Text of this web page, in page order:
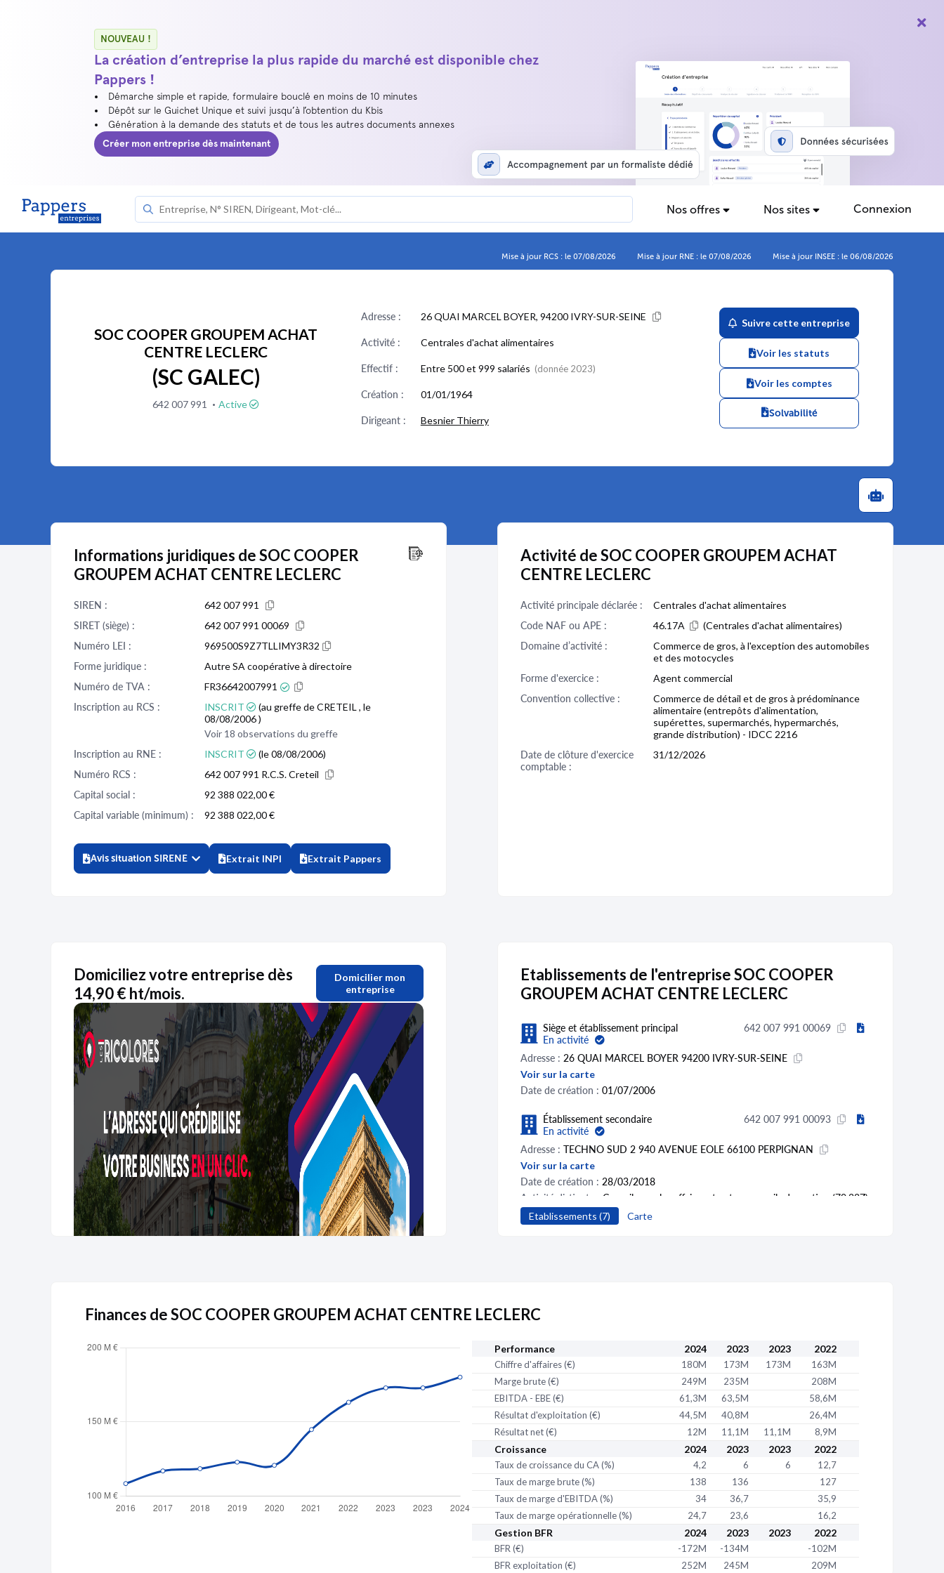
NOUVEAU !
La création d’entreprise la plus rapide du marché est disponible chez
Pappers !
Démarche simple et rapide, formulaire bouclé en moins de 10 minutes
Dépôt sur le Guichet Unique et suivi jusqu’à l’obtention du Kbis
Génération à la demande des statuts et de tous les autres documents annexes
Créer mon entreprise dès maintenant
Nos offres Nos sites Connexion
Mise à jour RCS : le 07/08/2026 Mise à jour RNE : le 07/08/2026 Mise à jour INSEE : le 06/08/2026
SOC COOPER GROUPEM ACHAT
CENTRE LECLERC
(SC GALEC)
642 007 991 · Active
Adresse : 26 QUAI MARCEL BOYER, 94200 IVRY-SUR-SEINE
Activité : Centrales d'achat alimentaires
Effectif : Entre 500 et 999 salariés (donnée 2023)
Création : 01/01/1964
Dirigeant : Besnier Thierry
Suivre cette entreprise
Voir les statuts
Voir les comptes
Solvabilité
Informations juridiques de SOC COOPER
GROUPEM ACHAT CENTRE LECLERC
SIREN :
642 007 991
SIRET (siège) :
642 007 991 00069
Numéro LEI :
969500S9Z7TLLIMY3R32
Forme juridique :
Autre SA coopérative à directoire
Numéro de TVA :
FR36642007991
Inscription au RCS :
INSCRIT
(au greffe de CRETEIL , le
08/08/2006 )
Voir 18 observations du greffe
Inscription au RNE :
INSCRIT
(le 08/08/2006)
Numéro RCS :
642 007 991 R.C.S. Creteil
Capital social :
92 388 022,00 €
Capital variable (minimum) :
92 388 022,00 €
Avis situation SIRENE Extrait INPI Extrait Pappers
Activité de SOC COOPER GROUPEM ACHAT
CENTRE LECLERC
Activité principale déclarée :
Centrales d'achat alimentaires
Code NAF ou APE :
46.17A
(Centrales d'achat alimentaires)
Domaine d’activité :
Commerce de gros, à l'exception des automobiles
et des motocycles
Forme d'exercice :
Agent commercial
Convention collective :
Commerce de détail et de gros à prédominance
alimentaire (entrepôts d'alimentation,
supérettes, supermarchés, hypermarchés,
grande distribution) - IDCC 2216
Date de clôture d'exercice
comptable :
31/12/2026
Domiciliez votre entreprise dès
14,90 € ht/mois.
Domicilier mon
entreprise
Etablissements de l'entreprise SOC COOPER
GROUPEM ACHAT CENTRE LECLERC
Siège et établissement principal
En activité
642 007 991 00069
Adresse : 26 QUAI MARCEL BOYER 94200 IVRY-SUR-SEINE
Voir sur la carte
Date de création : 01/07/2006
Établissement secondaire
En activité
642 007 991 00093
Adresse : TECHNO SUD 2 940 AVENUE EOLE 66100 PERPIGNAN
Voir sur la carte
Date de création : 28/03/2018
Activité distincte : Conseil pour les affaires et autres conseils de gestion (70.22Z)
Établissement secondaire
En activité
Adresse :ZA CHEMIN DE PEMEGNAN 40000 MONT-DE-MARSAN
Voir sur la carte
Date de création :
Établissement secondaire
Fermé
Adresse :
11 ET 13 11 BOULEVARD NEY 75018 PARIS
Voir sur la carte
Date de création :
Date de clôture :31/08/2006
Activité distincte :Centrales d'achats alimentaires (51.1P)
Fermé
642 007 991 00044
Etablissements (7) Carte
Finances de SOC COOPER GROUPEM ACHAT CENTRE LECLERC
Performance 2024 2023 2023 2022
Chiffre d'affaires (€) 180M 173M 173M
163M
Marge brute (€)
249M 235M
208M
EBITDA - EBE (€)
61,3M 63,5M
58,6M
Résultat d'exploitation (€)
44,5M 40,8M
26,4M
Résultat net (€)
12M 11,1M 11,1M 8,9M
Croissance 2024 2023 2023 2022
Taux de croissance du CA (%) 4,2 6 6
12,7
Taux de marge brute (%)
138 136
127
Taux de marge d'EBITDA (%)
34 36,7
35,9
Taux de marge opérationnelle (%)
24,7 23,6 16,2
Gestion BFR 2024 2023 2023 2022
BFR (€) -172M -134M
-102M
BFR exploitation (€)
252M 245M
209M